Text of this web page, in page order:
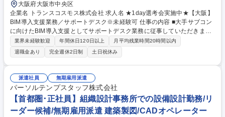
大阪府大阪市中央区
企業名 トランスコスモス株式会社 求人名 ★1day選考会実施中★【大阪】
BIM導入支援業務／サポートデスク※未経験可 仕事の内容 ■大手サブコン
に向けたBIM導入支援としてサポートデスク業務に従事していただきま
す。クライアント先が導入されているBIMについて、施工現場での業務効
率化のためにクライアント先に合わせたアドインツールの使 用方法に関す
る問い合わせ対応などのサポートデスクをお任せします。 BIMツールの操
作に関しては入社後に基本操作から研修いたしますのでご安心ください。
現場の声を聴きながら対応いただきますので、BIMに関するスキルを習
得・向上させることが可能です。案件は長期的（3～4年）なものが多く一
つ一つに対してじっくりと向き合えます。 ★使用ツール：T-fas、Revitな
ど（未経験でも可） 募集職種 ★1day選考会実施中★【大阪】BIM導入支
援業務／サポートデスク※未経験可
業界未経験歓迎 年間休日120日以上
月平均残業時間20時間以内
退職金あり
完全週休2日制 土日祝休み
派遣社員 無期雇用派遣
パーソルテンプスタッフ株式会社
【首都圏･正社員】組織設計事務所での設備設計勤務/リ
ーダー候補/無期雇用派遣 建築製図/CADオペレーター